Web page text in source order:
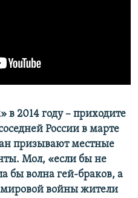
2014 году – приходите
России в марте
призывают местные
Мол, «если бы не
бы волна гей-браков, а
мировой войны жители